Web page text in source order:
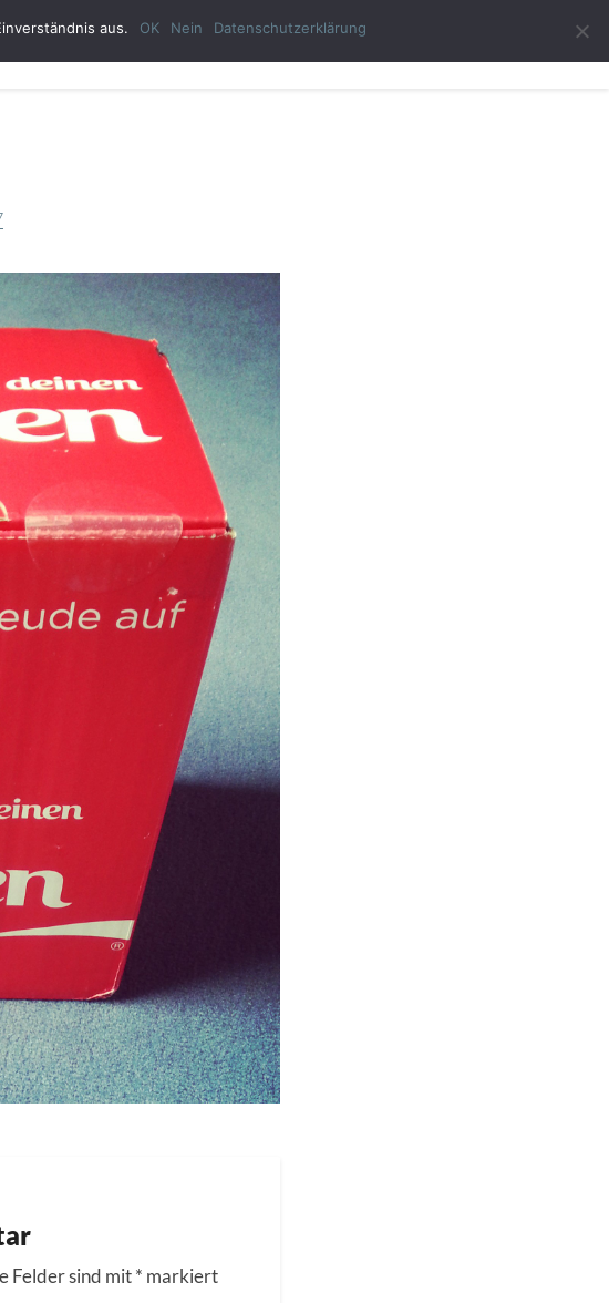
Gast-Autor Impressum Datenschutzerklärung
Felder sind mit* markiert
aus. OK Nein Datenschutzerklärung